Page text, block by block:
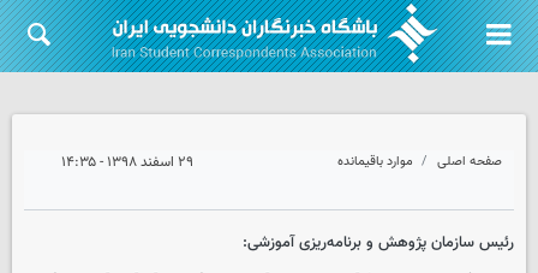
صفحه اصلی موارد باقیمانده ۲۹ اسفند ۱۳۹۸ - ۱۴:۳۵
رئیس سازمان پژوهش و برنامه‌ریزی آموزشی: